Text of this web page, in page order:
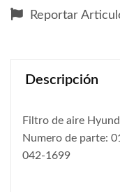
Reportar
Descripción
Filtro de aire
Numero de parte:
042-1699